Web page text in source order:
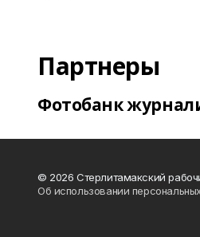
Партнеры
Фотобанк
© 2026 Стерлитамакский
Об использовании